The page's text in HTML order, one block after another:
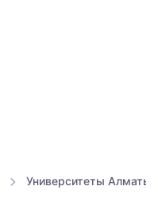
Университеты Алматы